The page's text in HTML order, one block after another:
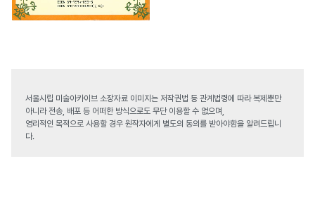
서울시립 미술아카이브 소장자료 이미지는 저작권법 등 관계법령에 따라 복제뿐만
아니라 전송, 배포 등 어떠한 방식으로도 무단 이용할 수 없으며,
영리적인 목적으로 사용할 경우 원작자에게 별도의 동의를 받아야함을 알려드립니
다.